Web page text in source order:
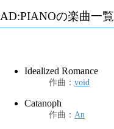
AD:PIANOの楽曲一覧
Idealized Romance
作曲 ： void
Catanoph
作曲 ： An